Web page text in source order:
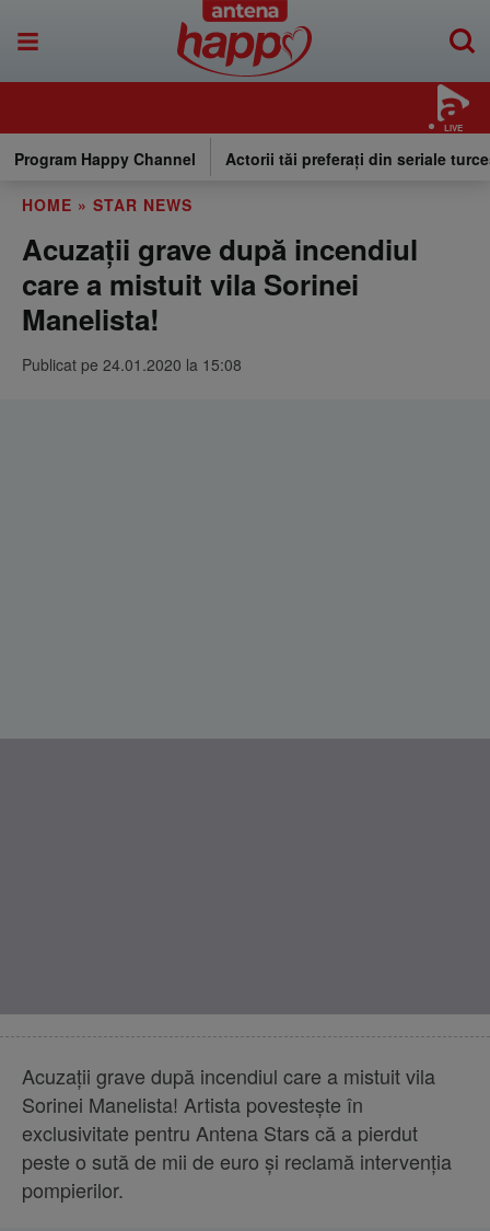
LIVE
Program Happy Channel Actorii tăi preferați din seriale
HOME » STAR NEWS
Acuzaţii grave după incendiul
care a mistuit vila Sorinei
Manelista!
Publicat pe 24.01.2020 la 15:08
Acuzaţii grave după incendiul care a mistuit vila
Sorinei Manelista! Artista povesteşte în
exclusivitate pentru Antena Stars că a pierdut
peste o sută de mii de euro şi reclamă intervenţia
pompierilor.